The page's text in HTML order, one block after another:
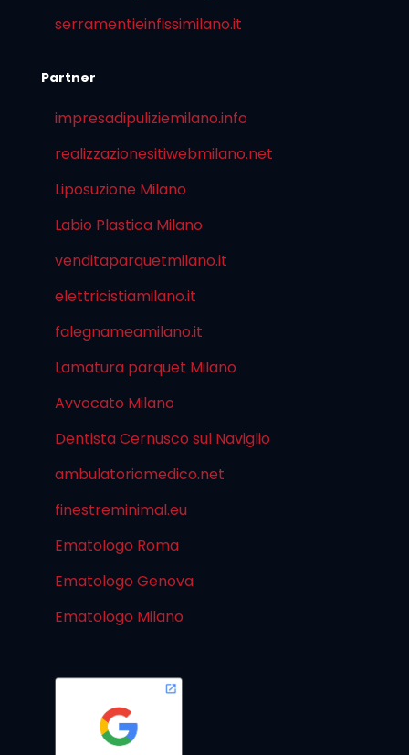
serramentieinfissimilano.it
Partner
impresadipuliziemilano.info
realizzazionesitiwebmilano.net
Liposuzione Milano
Labio Plastica Milano
venditaparquetmilano.it
elettricistiamilano.it
falegnameamilano.it
Lamatura parquet Milano
Avvocato Milano
Dentista Cernusco sul Naviglio
ambulatoriomedico.net
finestreminimal.eu
Ematologo Roma
Ematologo Genova
Ematologo Milano